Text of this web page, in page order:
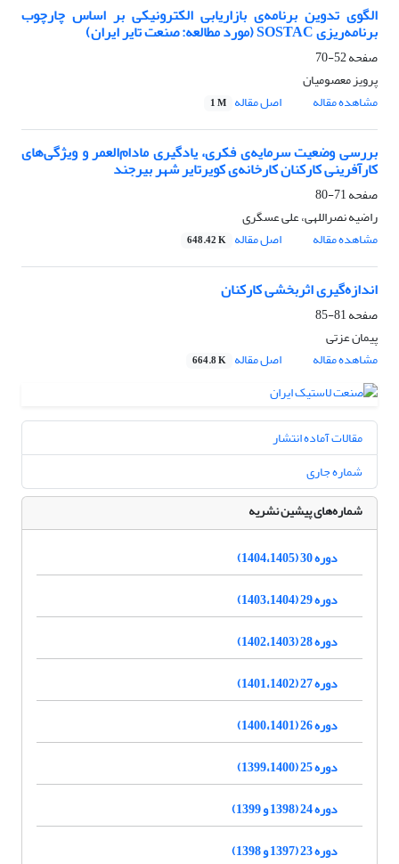
الگوی تدوین برنامه‌ی بازاریابی الکترونیکی بر اساس چارچوب
برنامه‌ریزی SOSTAC (مورد مطالعه: صنعت تایر ایران)
صفحه52-70
پرویز معصومیان
مشاهده مقاله
اصل مقاله 1 M
بررسی وضعیت سرمایه‌ی فکری، یادگیری مادام‌العمر و ویژگی‌های
کارآفرینی کارکنان کارخانه‌ی کویرتایر شهر بیرجند
صفحه71-80
راضیه نصراللهی، علی عسگری
مشاهده مقاله
اصل مقاله 648.42 K
اندازه‌گیری اثربخشی کارکنان
صفحه81-85
پیمان عزتی
مشاهده مقاله
اصل مقاله 664.8 K
مقالات آماده انتشار
شماره جاری
شماره‌های پیشین نشریه
دوره 30 (1404،1405)
دوره 29 (1403،1404)
دوره 28 (1402،1403)
دوره 27 (1401،1402)
دوره 26 (1400،1401)
دوره 25 (1399،1400)
دوره 24 (1398 و 1399)
دوره 23 (1397 و 1398)